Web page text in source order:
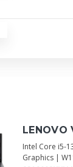
LENOVO
Intel Core i5-
Graphics |